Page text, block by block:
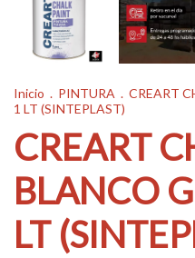
Inicio . PINTURA . CREART
1 LT (SINTEPLAST)
CREART
BLANCO
LT